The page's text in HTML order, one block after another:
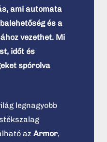
ami automata
és a
vezethet. Mi
időt és
spórolva
legnagyobb
az Armor,